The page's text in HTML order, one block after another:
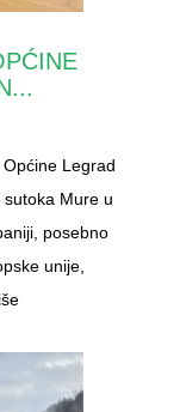
Legrad
Mure u
posebno
unije,